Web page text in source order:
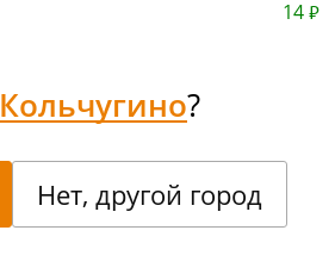
14 ₽
Кольчугино?
Нет, другой город